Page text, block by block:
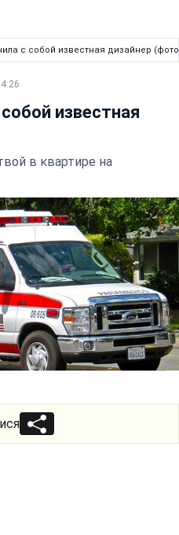
с собой известная дизайнер
известная
в квартире на